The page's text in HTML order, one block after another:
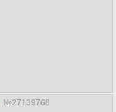
№27139768